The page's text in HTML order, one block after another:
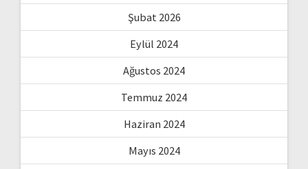
Şubat 2026
Eylül 2024
Ağustos 2024
Temmuz 2024
Haziran 2024
Mayıs 2024